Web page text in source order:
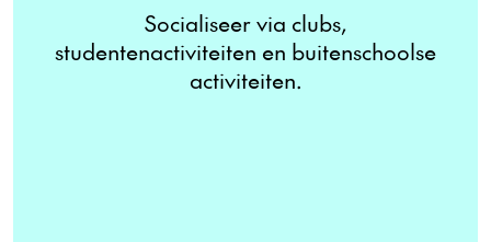
Socialiseer via clubs,
studentenactiviteiten en buitenschoolse
activiteiten.